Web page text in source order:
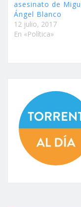
asesinato de
Ángel Blanco
12 julio, 2017
En «Política»